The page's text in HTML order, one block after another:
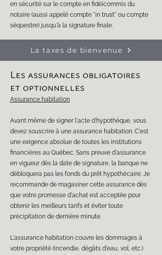
en sécurité sur le compte en fidéicommis du
notaire (aussi appelé compte "in trust" ou compte
séquestre) jusqu'à la signature finale.
La taxes de bienvenue
Les assurances obligatoires
et optionnelles
Assurance habitation
Avant même de signer l'acte d'hypothèque, vous
devez souscrire à une assurance habitation. C'est
une exigence absolue de toutes les institutions
financières au Québec. Sans preuve d'assurance
en vigueur dès la date de signature, la banque ne
débloquera pas les fonds du prêt hypothécaire. Je
recommande de magasiner cette assurance dès
que votre promesse d'achat est acceptée pour
obtenir les meilleurs tarifs et éviter toute
précipitation de dernière minute.
L'assurance habitation couvre les dommages à
votre propriété (incendie, dégâts d'eau, vol, etc.)